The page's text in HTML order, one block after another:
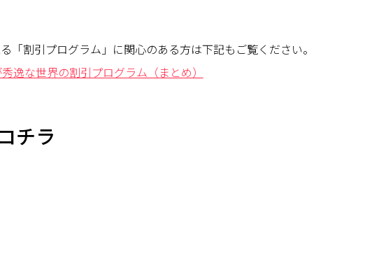
「割引プログラム」に関心のある方は下記もご覧ください。
逸な世界の割引プログラム（まとめ）
チラ